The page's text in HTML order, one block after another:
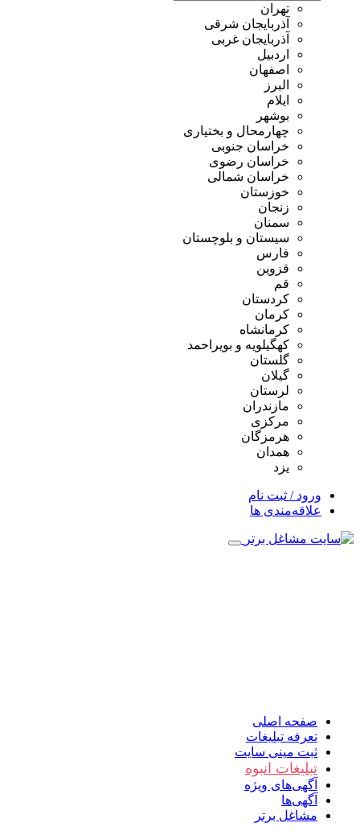
تهران
آذربایجان شرقی
آذربایجان غربی
اردبیل
اصفهان
البرز
ایلام
بوشهر
چهارمحال و بختیاری
خراسان جنوبی
خراسان رضوی
خراسان شمالی
خوزستان
زنجان
سمنان
سیستان و بلوچستان
فارس
قزوین
قم
کردستان
کرمان
کرمانشاه
کهگیلویه و بویراحمد
گلستان
گیلان
لرستان
مازندران
مرکزی
هرمزگان
همدان
یزد
ورود / ثبت نام
علاقه‌مندی ها
صفحه اصلی
تعرفه تبلیغات
ثبت مینی سایت
تبلیغات انبوه
آگهی‌های ویژه
آگهی‌ها
مشاغل برتر